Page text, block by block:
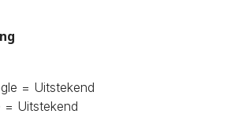
= Uitstekend
= Uitstekend